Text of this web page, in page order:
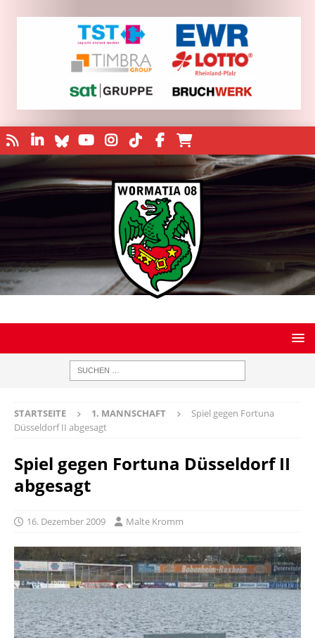
STARTSEITE 1. MANNSCHAFT
Spiel gegen Fortuna
Düsseldorf II abgesagt
Spiel gegen Fortuna Düsseldorf II
abgesagt
16. Dezember 2009 Malte Kromm